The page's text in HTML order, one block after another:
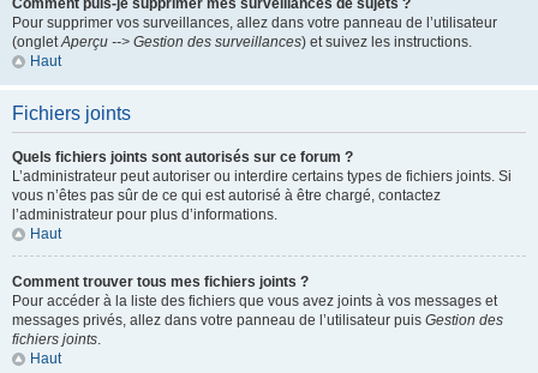
Comment puis-je supprimer mes surveillances de sujets ?
Pour supprimer vos surveillances, allez dans votre panneau de l’utilisateur
(ongletAperçu --> Gestion des surveillances) et suivez les instructions.
Haut
Fichiers joints
Quels fichiers joints sont autorisés sur ce forum ?
L’administrateur peut autoriser ou interdire certains types de fichiers joints. Si
vous n’êtes pas sûr de ce qui est autorisé à être chargé, contactez
l’administrateur pour plus d’informations.
Haut
Comment trouver tous mes fichiers joints ?
Pour accéder à la liste des fichiers que vous avez joints à vos messages et
messages privés, allez dans votre panneau de l’utilisateur puis Gestion des
fichiers joints.
Haut